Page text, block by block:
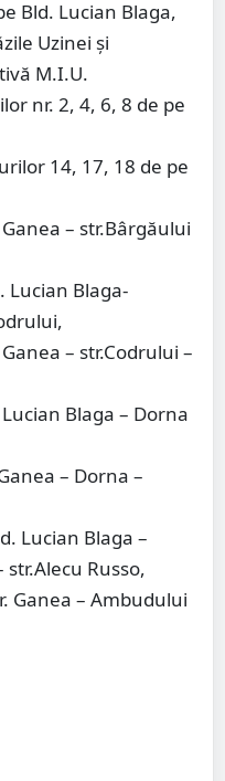
Bld. Lucian Blaga,
Uzinei și
M.I.U.
nr. 2, 4, 6, 8 de pe
14, 17, 18 de pe
– str.Bârgăului
Lucian Blaga-
– str.Codrului –
Blaga – Dorna
– Dorna –
Lucian Blaga –
Russo,
Ganea – Ambudului